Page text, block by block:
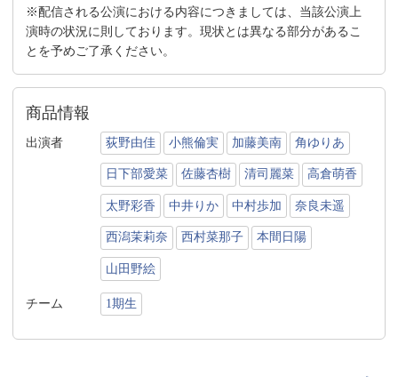
※配信される公演における内容につきましては、当該公演上
演時の状況に則しております。現状とは異なる部分があるこ
とを予めご了承ください。
商品情報
出演者 荻野由佳 小熊倫実 加藤美南 角ゆりあ
日下部愛菜 佐藤杏樹 清司麗菜 高倉萌香
太野彩香 中井りか 中村歩加 奈良未遥
西潟茉莉奈 西村菜那子 本間日陽
山田野絵
チーム 1期生